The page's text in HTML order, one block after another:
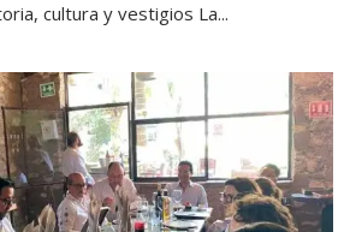
cultura y vestigios La...